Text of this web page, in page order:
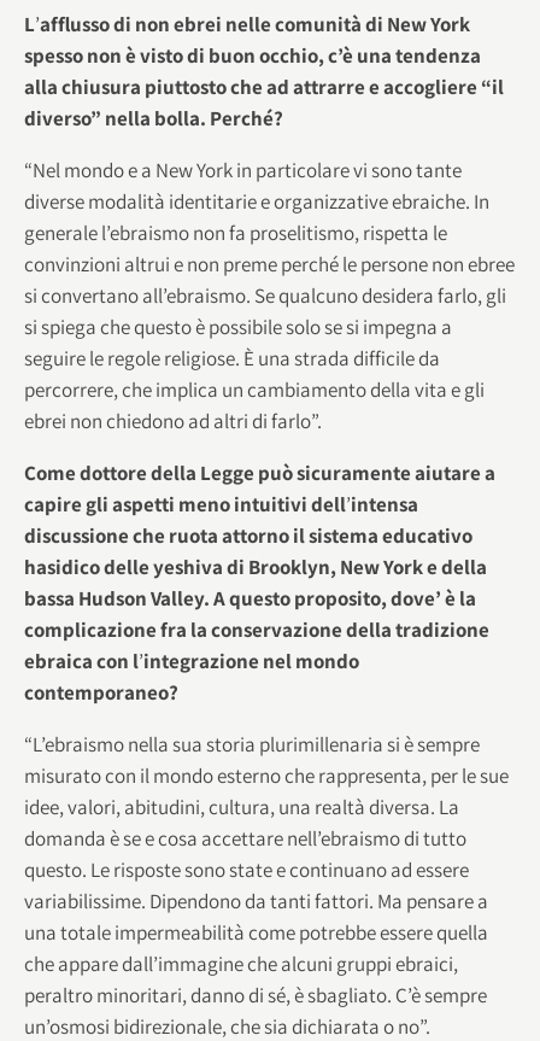
L’afflusso di non ebrei nelle comunità di New York
spesso non è visto di buon occhio, c’è una tendenza
alla chiusura piuttosto che ad attrarre e accogliere “il
diverso” nella bolla. Perché?
“Nel mondo e a New York in particolare vi sono tante
diverse modalità identitarie e organizzative ebraiche. In
generale l’ebraismo non fa proselitismo, rispetta le
convinzioni altrui e non preme perché le persone non ebree
si convertano all’ebraismo. Se qualcuno desidera farlo, gli
si spiega che questo è possibile solo se si impegna a
seguire le regole religiose. È una strada difficile da
percorrere, che implica un cambiamento della vita e gli
ebrei non chiedono ad altri di farlo”.
Come dottore della Legge può sicuramente aiutare a
capire gli aspetti meno intuitivi dell’intensa
discussione che ruota attorno il sistema educativo
hasidico delle yeshiva di Brooklyn, New York e della
bassa Hudson Valley. A questo proposito, dove’ è la
complicazione fra la conservazione della tradizione
ebraica con l’integrazione nel mondo
contemporaneo?
“L’ebraismo nella sua storia plurimillenaria si è sempre
misurato con il mondo esterno che rappresenta, per le sue
idee, valori, abitudini, cultura, una realtà diversa. La
domanda è se e cosa accettare nell’ebraismo di tutto
questo. Le risposte sono state e continuano ad essere
variabilissime. Dipendono da tanti fattori. Ma pensare a
una totale impermeabilità come potrebbe essere quella
che appare dall’immagine che alcuni gruppi ebraici,
peraltro minoritari, danno di sé, è sbagliato. C’è sempre
un’osmosi bidirezionale, che sia dichiarata o no”.